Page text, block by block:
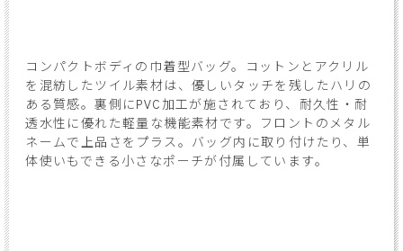
コンパクトボディの巾着型バッグ。コットンとアクリル
を混紡したツイル素材は、優しいタッチを残したハリの
ある質感。裏側にPVC加工が施されており、耐久性・耐
透水性に優れた軽量な機能素材です。フロントのメタル
ネームで上品さをプラス。バッグ内に取り付けたり、単
体使いもできる小さなポーチが付属しています。